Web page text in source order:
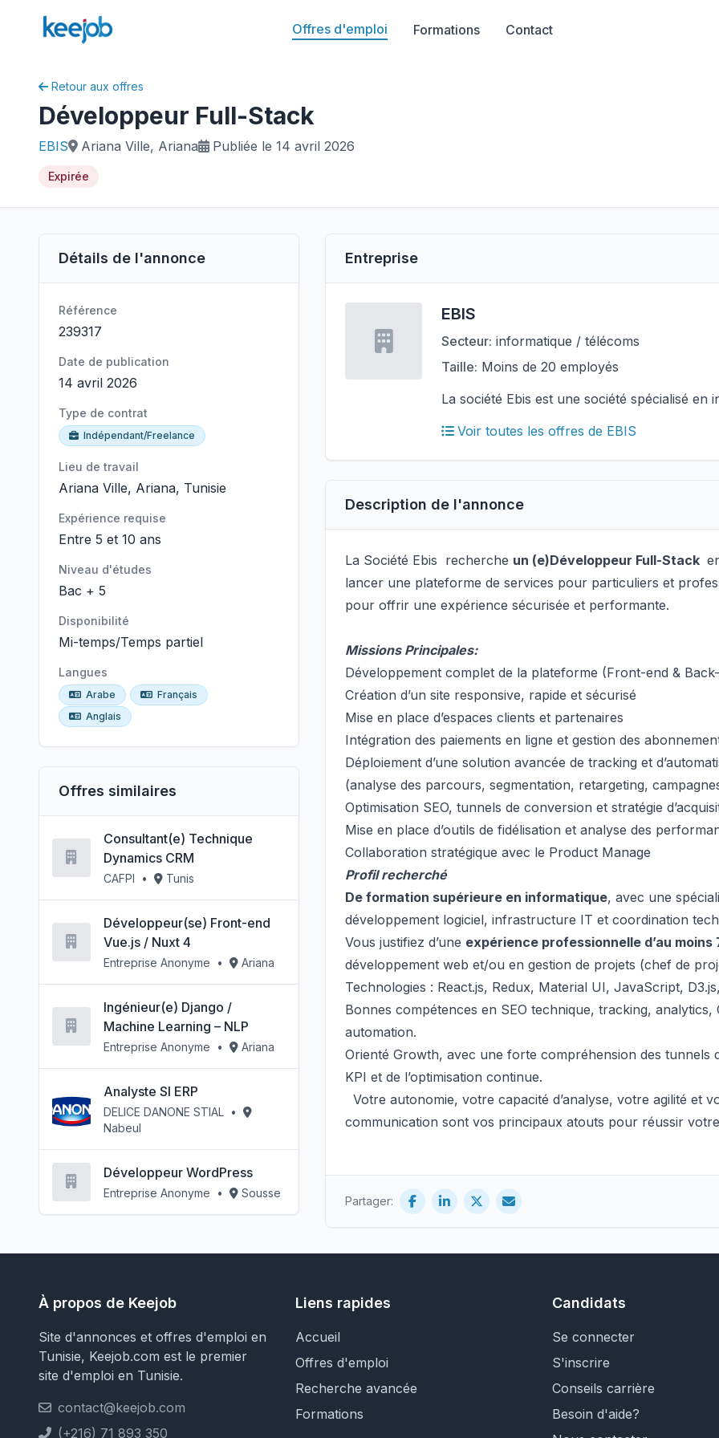
Offres d'emploi Formations Contact
Retour aux offres
Développeur Full-Stack
EBIS Ariana Ville, Ariana Publiée le 14 avril 2026
Expirée
Détails de l'annonce
Référence
239317
Date de publication
14 avril 2026
Type de contrat
Indépendant/Freelance
Lieu de travail
Ariana Ville, Ariana, Tunisie
Expérience requise
Entre 5 et 10 ans
Niveau d'études
Bac + 5
Disponibilité
Mi-temps/Temps partiel
Langues
Arabe
Français
Anglais
Offres similaires
Consultant(e) Technique
Dynamics CRM
CAFPI • Tunis
Développeur(se) Front-end
Vue.js / Nuxt 4
Entreprise Anonyme • Ariana
Ingénieur(e) Django /
Machine Learning – NLP
Entreprise Anonyme • Ariana
Analyste SI ERP
DELICE DANONE STIAL •
Nabeul
Développeur WordPress
Entreprise Anonyme • Sousse
Entreprise
EBIS
Secteur: informatique / télécoms
Taille: Moins de 20 employés
La société Ebis est une société spécialisé en
Voir toutes les offres de EBIS
Description de l'annonce
La Société Ebis recherche un (e)Développeur Full-Stack
lancer une plateforme de services pour particuliers et
pour offrir une expérience sécurisée et performante.
Missions Principales:
Développement complet de la plateforme (Front-end &
Création d’un site responsive, rapide et sécurisé
Mise en place d’espaces clients et partenaires
Intégration des paiements en ligne et gestion des
Déploiement d’une solution avancée de tracking et
(analyse des parcours, segmentation, retargeting,
Optimisation SEO, tunnels de conversion et stratégie
Mise en place d’outils de fidélisation et analyse des
Collaboration stratégique avec le Product Manage
Profil recherché
De formation supérieure en informatique, avec une
développement logiciel, infrastructure IT et coordination
Vous justifiez d’une expérience professionnelle d’au moins
développement web et/ou en gestion de projets (chef de
Technologies : React.js, Redux, Material UI, JavaScript,
Bonnes compétences en SEO technique, tracking, analytics,
automation.
Orienté Growth, avec une forte compréhension des tunnels
KPI et de l’optimisation continue.
Votre autonomie, votre capacité d’analyse, votre agilité et
communication sont vos principaux atouts pour réussir
Partager:
À propos de Keejob
Site d'annonces et offres d'emploi en
Tunisie, Keejob.com est le premier
site d'emploi en Tunisie.
contact@keejob.com
(+216) 71 893 350
Liens rapides
Accueil
Offres d'emploi
Recherche avancée
Formations
Candidats
Se connecter
S'inscrire
Conseils carrière
Besoin d'aide?